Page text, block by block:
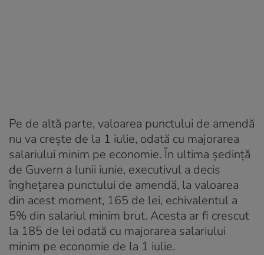
Pe de altă parte, valoarea punctului de amendă
nu va crește de la 1 iulie, odată cu majorarea
salariului minim pe economie. În ultima ședință
de Guvern a lunii iunie, executivul a decis
înghețarea punctului de amendă, la valoarea
din acest moment, 165 de lei, echivalentul a
5% din salariul minim brut. Acesta ar fi crescut
la 185 de lei odată cu majorarea salariului
minim pe economie de la 1 iulie.